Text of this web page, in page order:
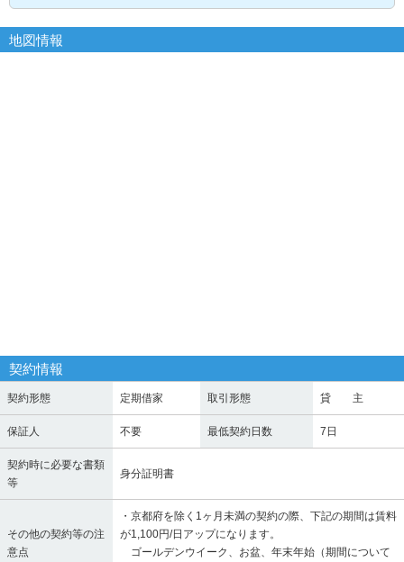
地図情報
契約情報
契約形態 定期借家 取引形態 貸 主
保証人 不要 最低契約日数 7日
契約時に必要な書類
等
身分証明書
その他の契約等の注
意点
・京都府を除く1ヶ月未満の契約の際、下記の期間は賃料
が1,100円/日アップになります。
ゴールデンウイーク、お盆、年末年始（期間について